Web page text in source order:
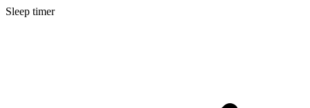
Sleep timer